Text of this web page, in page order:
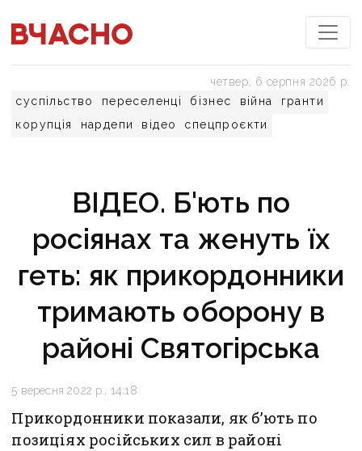
суспільство переселенці бізнес війна
гранти
корупція
нардепи відео спецпроєкти
четвер, 6 серпня 2026 р.
ВІДЕО. Б'ють по
росіянах та женуть їх
геть: як прикордонники
тримають оборону в
районі Святогірська
5 вересня 2022 р., 14:18
Прикордонники показали, як б’ють по
позиціях російських сил в районі